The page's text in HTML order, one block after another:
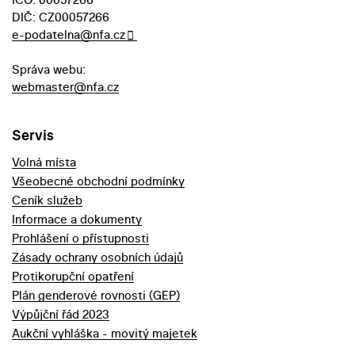
DIČ: CZ00057266
e-podatelna@nfa.cz
Správa webu:
webmaster@nfa.cz
Servis
Volná místa
Všeobecné obchodní podmínky
Ceník služeb
Informace a dokumenty
Prohlášení o přístupnosti
Zásady ochrany osobních údajů
Protikorupční opatření
Plán genderové rovnosti (GEP)
Výpůjční řád 2023
Aukční vyhláška - movitý majetek